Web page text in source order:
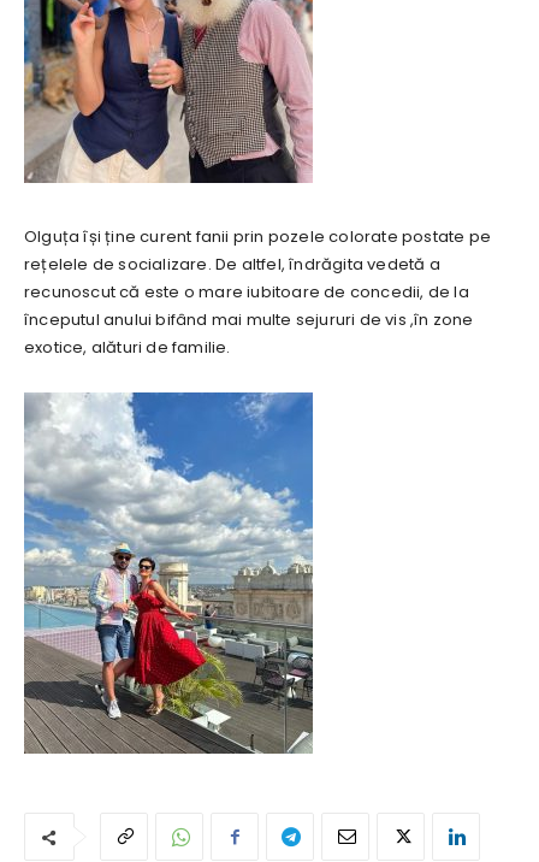
Olguța își ține curent fanii prin pozele colorate postate pe
rețelele de socializare. De altfel, îndrăgita vedetă a
recunoscut că este o mare iubitoare de concedii, de la
începutul anului bifând mai multe sejururi de vis ,în zone
exotice, alături de familie.